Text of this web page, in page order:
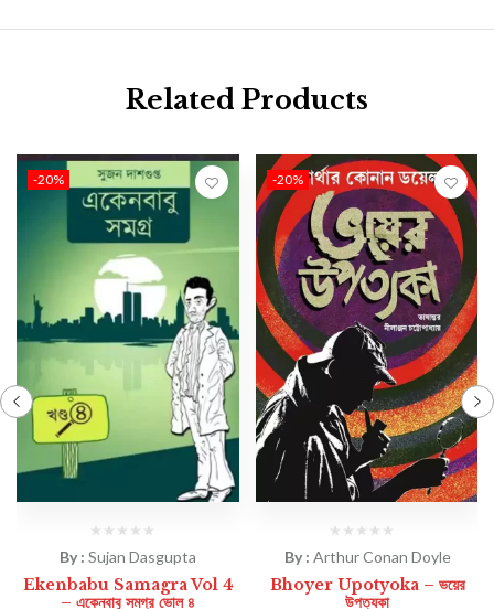
Related Products
-20%
By : Sujan Dasgupta
Ekenbabu Samagra Vol 4
– একেনবাবু সমগ্র ভোল ৪
-20%
By : Arthur Conan Doyle
Bhoyer Upotyoka – ভয়ের
উপত্যকা